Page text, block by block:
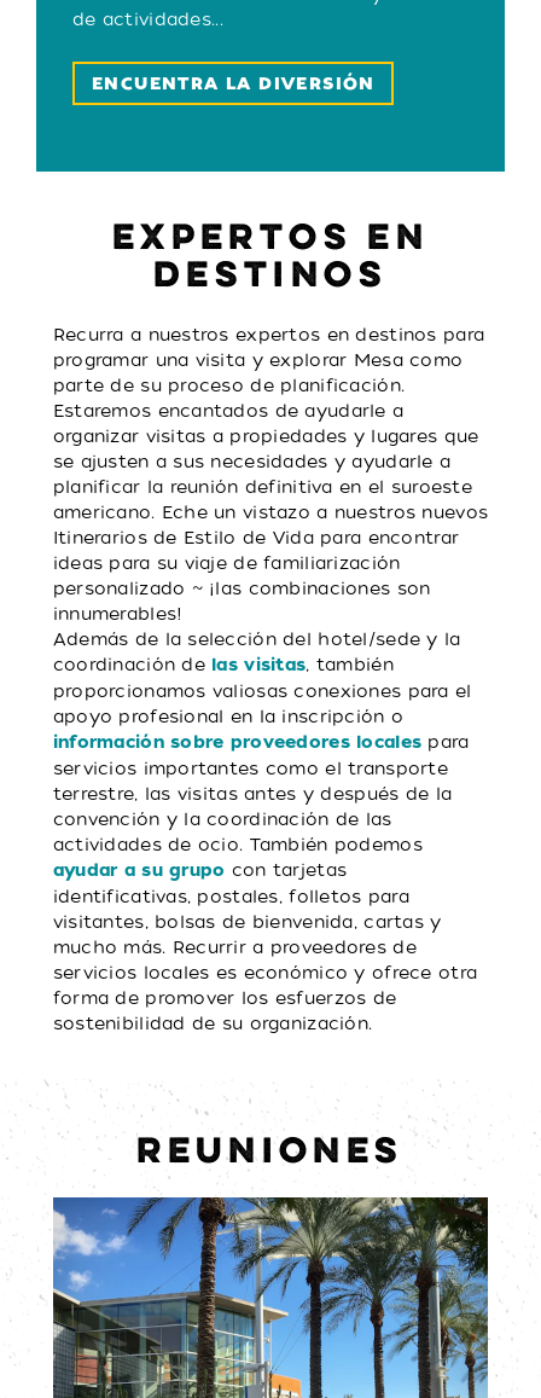
de actividades...
ENCUENTRA LA DIVERSIÓN
EXPERTOS EN
DESTINOS
Recurra a nuestros expertos en destinos para
programar una visita y explorar Mesa como
parte de su proceso de planificación.
Estaremos encantados de ayudarle a
organizar visitas a propiedades y lugares que
se ajusten a sus necesidades y ayudarle a
planificar la reunión definitiva en el suroeste
americano. Eche un vistazo a nuestros nuevos
Itinerarios de Estilo de Vida para encontrar
ideas para su viaje de familiarización
personalizado ~ ¡las combinaciones son
innumerables!
Además de la selección del hotel/sede y la
coordinación de las visitas, también
proporcionamos valiosas conexiones para el
apoyo profesional en la inscripción o
información sobre proveedores locales para
servicios importantes como el transporte
terrestre, las visitas antes y después de la
convención y la coordinación de las
actividades de ocio. También podemos
ayudar a su grupo con tarjetas
identificativas, postales, folletos para
visitantes, bolsas de bienvenida, cartas y
mucho más. Recurrir a proveedores de
servicios locales es económico y ofrece otra
forma de promover los esfuerzos de
sostenibilidad de su organización.
REUNIONES